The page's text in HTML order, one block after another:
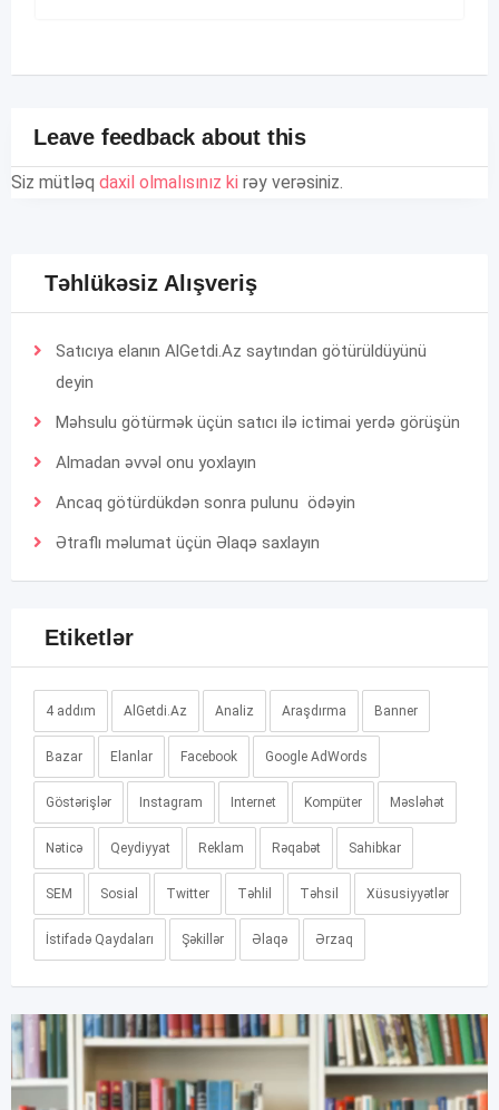
Leave feedback about this
Siz mütləq daxil olmalısınız ki rəy verəsiniz.
Təhlükəsiz Alışveriş
Satıcıya elanın AlGetdi.Az saytından götürüldüyünü
deyin
Məhsulu götürmək üçün satıcı ilə ictimai yerdə görüşün
Almadan əvvəl onu yoxlayın
Ancaq götürdükdən sonra pulunu ödəyin
Ətraflı məlumat üçün Əlaqə saxlayın
Etiketlər
4 addım AlGetdi.Az Analiz Araşdırma Banner
Bazar Elanlar Facebook Google AdWords
Göstərişlər Instagram Internet Kompüter Məsləhət
Nəticə Qeydiyyat Reklam Rəqabət Sahibkar
SEM Sosial Twitter Təhlil Təhsil Xüsusiyyətlər
İstifadə Qaydaları Şəkillər Əlaqə Ərzaq